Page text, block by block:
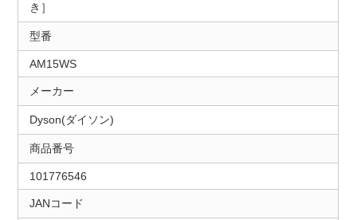
き］
型番
AM15WS
メーカー
Dyson(ダイソン)
商品番号
101776546
JANコード